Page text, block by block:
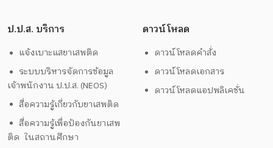
ป.ป.ส. บริการ
แจ้งเบาะแสยาเสพติด
ระบบบริหารจัดการข้อมูล
เจ้าพนักงาน ป.ป.ส. (NEOS)
สื่อความรู้เกี่ยวกับยาเสพติด
สื่อความรู้เพื่อป้องกันยาเสพ
ติด ในสถานศึกษา
ดาวน์โหลด
ดาวน์โหลดคำสั่ง
ดาวน์โหลดเอกสาร
ดาวน์โหลดแอปพลิเคชั่น